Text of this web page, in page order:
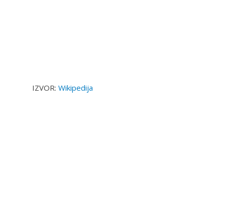
IZVOR: Wikipedija